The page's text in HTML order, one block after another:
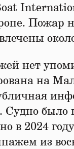
Пожар
нет
на
Судно было
в 2024
из